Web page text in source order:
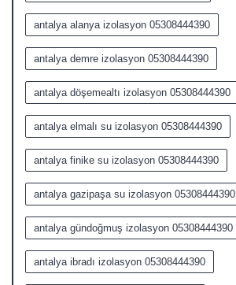
antalya alanya izolasyon 05308444390
antalya demre izolasyon 05308444390
antalya döşemealtı izolasyon 05308444390
antalya elmalı su izolasyon 05308444390
antalya finike su izolasyon 05308444390
antalya gazipaşa su izolasyon 05308444390
antalya gündoğmuş izolasyon 05308444390
antalya ibradı izolasyon 05308444390